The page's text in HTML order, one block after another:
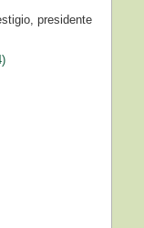
presidente